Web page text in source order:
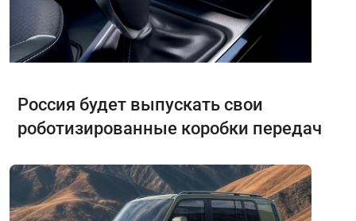
Россия будет выпускать свои
роботизированные коробки передач